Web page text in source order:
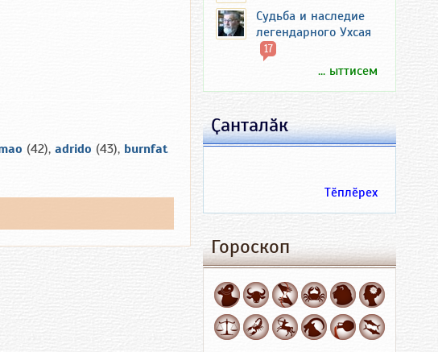
(42), adrido (43), burnfat
Судьба и наследие
легендарного Ухсая
17
... ыттисем
Ҫанталӑк
Тӗплӗрех
Гороскоп